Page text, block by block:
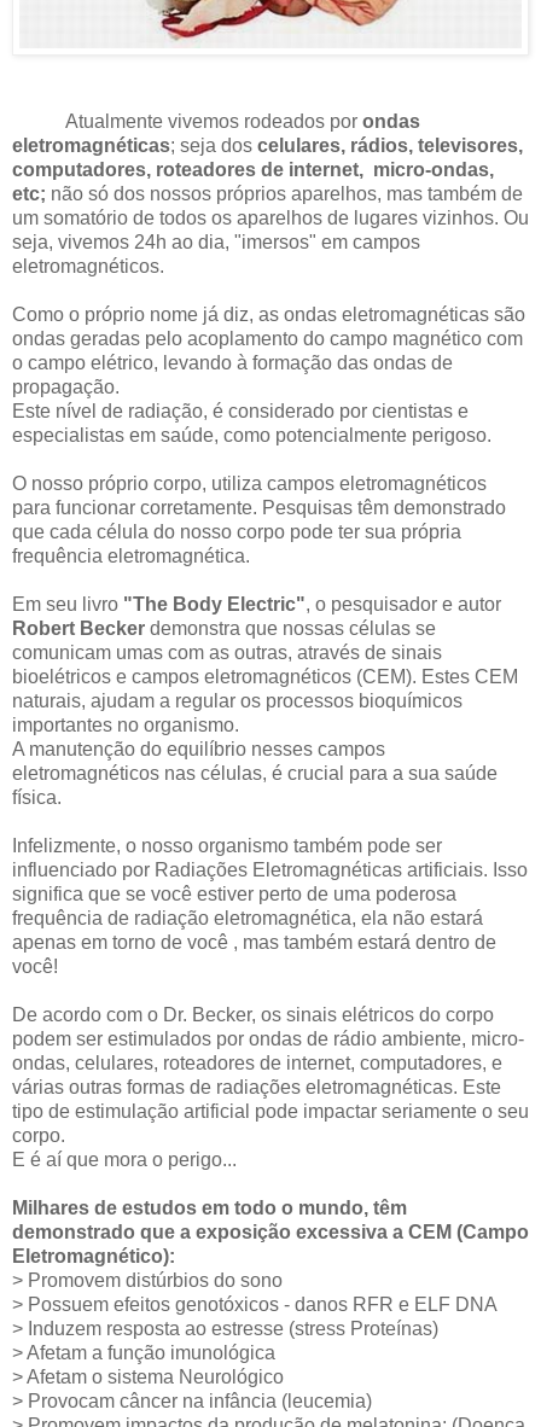
Atualmente vivemos rodeados por ondas
eletromagnéticas; seja dos celulares, rádios, televisores,
computadores, roteadores de internet, micro-ondas,
etc; não só dos nossos próprios aparelhos, mas também de
um somatório de todos os aparelhos de lugares vizinhos. Ou
seja, vivemos 24h ao dia, "imersos" em campos
eletromagnéticos.
Como o próprio nome já diz, as ondas eletromagnéticas são
ondas geradas pelo acoplamento do campo magnético com
o campo elétrico, levando à formação das ondas de
propagação.
Este nível de radiação, é considerado por cientistas e
especialistas em saúde, como potencialmente perigoso.
O nosso próprio corpo, utiliza campos eletromagnéticos
para funcionar corretamente. Pesquisas têm demonstrado
que cada célula do nosso corpo pode ter sua própria
frequência eletromagnética.
Em seu livro "The Body Electric", o pesquisador e autor
Robert Becker demonstra que nossas células se
comunicam umas com as outras, através de sinais
bioelétricos e campos eletromagnéticos (CEM). Estes CEM
naturais, ajudam a regular os processos bioquímicos
importantes no organismo.
A manutenção do equilíbrio nesses campos
eletromagnéticos nas células, é crucial para a sua saúde
física.
Infelizmente, o nosso organismo também pode ser
influenciado por Radiações Eletromagnéticas artificiais. Isso
significa que se você estiver perto de uma poderosa
frequência de radiação eletromagnética, ela não estará
apenas em torno de você , mas também estará dentro de
você!
De acordo com o Dr. Becker, os sinais elétricos do corpo
podem ser estimulados por ondas de rádio ambiente, micro-
ondas, celulares, roteadores de internet, computadores, e
várias outras formas de radiações eletromagnéticas. Este
tipo de estimulação artificial pode impactar seriamente o seu
corpo.
E é aí que mora o perigo...
Milhares de estudos em todo o mundo, têm
demonstrado que a exposição excessiva a CEM (Campo
Eletromagnético):
> Promovem distúrbios do sono
> Possuem efeitos genotóxicos - danos RFR e ELF DNA
> Induzem resposta ao estresse (stress Proteínas)
> Afetam a função imunológica
> Afetam o sistema Neurológico
> Provocam câncer na infância (leucemia)